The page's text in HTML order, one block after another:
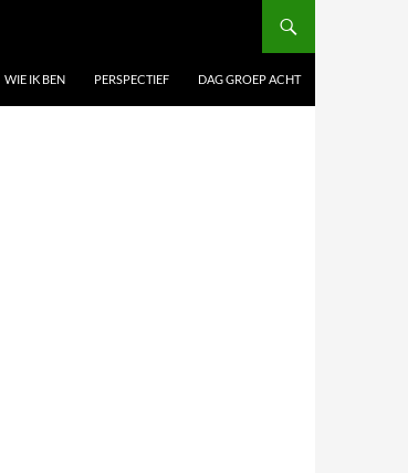
WIE IK BEN PERSPECTIEF DAG GROEP ACHT